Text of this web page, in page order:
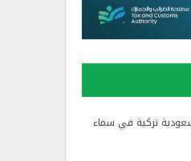
تركية في سماء